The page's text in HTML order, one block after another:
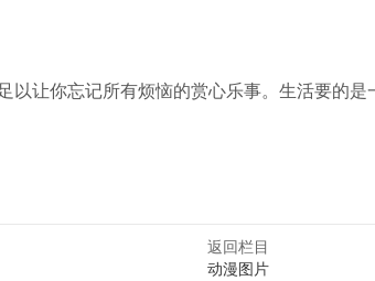
让你忘记所有烦恼的赏心乐事。生活要的是
返回栏目
动漫图片